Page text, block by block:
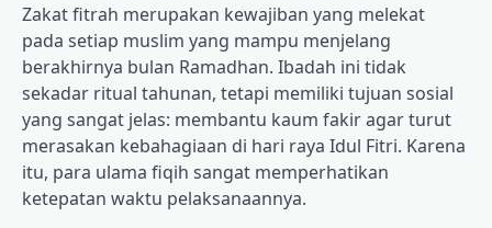
Zakat fitrah merupakan kewajiban yang melekat
pada setiap muslim yang mampu menjelang
berakhirnya bulan Ramadhan. Ibadah ini tidak
sekadar ritual tahunan, tetapi memiliki tujuan sosial
yang sangat jelas: membantu kaum fakir agar turut
merasakan kebahagiaan di hari raya Idul Fitri. Karena
itu, para ulama fiqih sangat memperhatikan
ketepatan waktu pelaksanaannya.